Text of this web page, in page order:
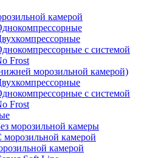
камерой
с системой
Frost
морозильной камерой)
с системой
Frost
морозильной камеры
морозильной камерой
камерой